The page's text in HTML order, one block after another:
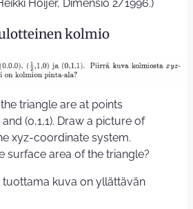
Höijer, Dimensio 2/1996.)
kolmio
triangle are at points
(0,1,1). Draw a picture of
xyz-coordinate system.
surface area of the triangle?
tuottama kuva on yllättävän